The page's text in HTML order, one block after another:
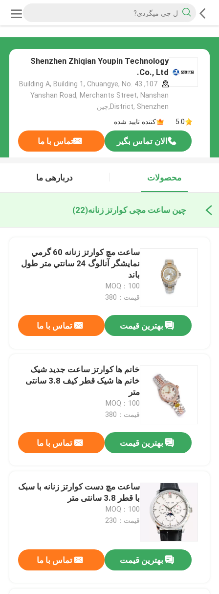
Shenzhen Zhiqian Youpin Technology
Co., Ltd.
107, Building A, Building 1, Chuangye, No. 43
Yanshan Road, Merchants Street, Nanshan
District, Shenzhen,چین
5.0
کننده تایید شده
الان تماس بگیر تماس با ما
محصولات دربارهی ما
چین ساعت مچی کوارتز زنانه(22)
ساعت مچ کوارتز زنانه 60 گرمي
نمايشگر آنالوگ 24 سانتي متر طول
باند
MOQ：100
قیمت：380
بهترین قیمت تماس با ما
خانم ها کوارتز ساعت جدید شیک
خانم ها شیک قطر کیف 3.8 سانتی
متر
MOQ：100
قیمت：380
بهترین قیمت تماس با ما
ساعت مچ دست کوارتز زنانه با سبک
با قطر 3.8 سانتی متر
MOQ：100
قیمت：230
بهترین قیمت تماس با ما